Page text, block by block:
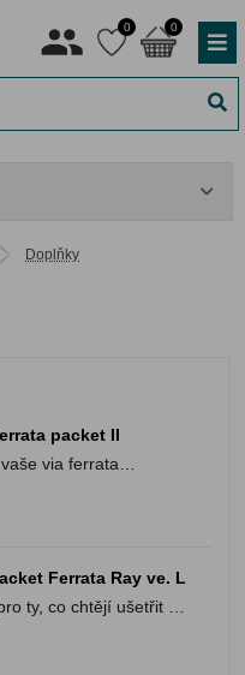
0 0
Doplňky
packet II
via ferrata
Ferrata Ray ve. L
ty, co chtějí ušetřit a